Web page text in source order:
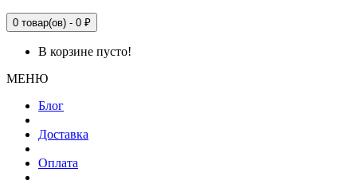
0 товар(ов) - 0 ₽
В корзине пусто!
МЕНЮ
Блог
Доставка
Оплата